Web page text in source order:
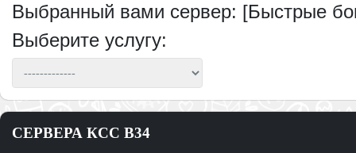
Выбранный вами сервер: [Быстрые
Выберите услугу:
СЕРВЕРА КСС В34